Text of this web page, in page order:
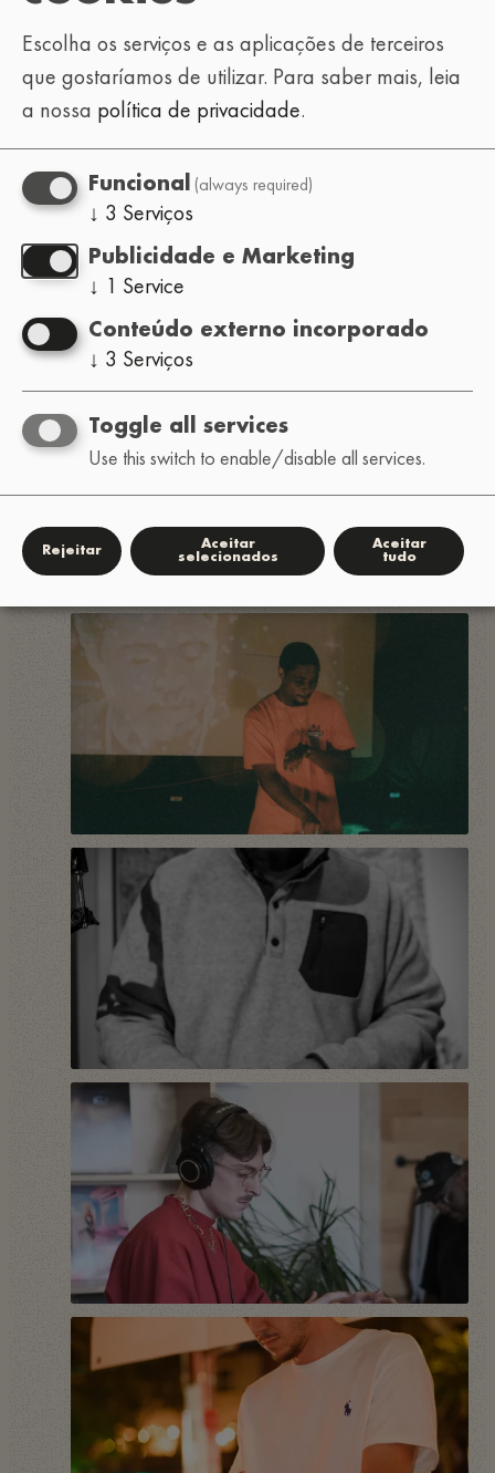
Escolha os serviços e as aplicações de terceiros
que gostaríamos de utilizar. Para saber mais, leia
a nossa política de privacidade.
Funcional (always required)
↓ 3 Serviços
Publicidade e Marketing
↓ 1 Service
Conteúdo externo incorporado
↓ 3 Serviços
Toggle all services
Use this switch to enable/disable all services.
Rejeitar
Aceitar
selecionados
Aceitar
tudo